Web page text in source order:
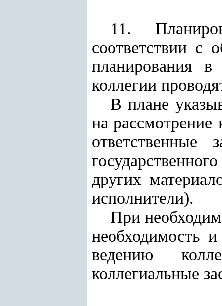
11.
соответствии с
планирования в
коллегии
В плане
на рассмотрение
ответственные
других
исполнители).
При
необходимость
ведению
коллегиальные